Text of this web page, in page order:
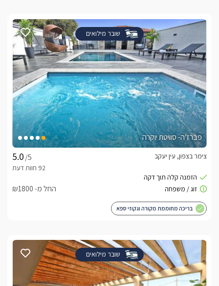
שובר מילואים
פברז’ה- סוויטת יוקרה
/5
צימר בצפון, עין יעקב
החל מ- ₪1800
בריכה מחוממת מקורה וגקוזי ספא
שובר מילואים